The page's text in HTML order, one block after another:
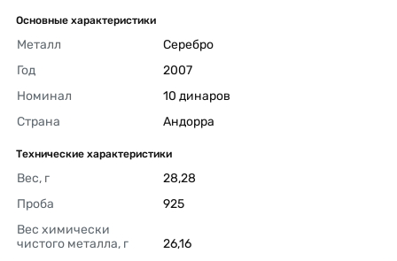
Основные характеристики
Металл
Серебро
Год
2007
Номинал
10 динаров
Страна
Андорра
Технические характеристики
Вес, г
28,28
Проба
925
Вес химически
чистого металла, г
26,16